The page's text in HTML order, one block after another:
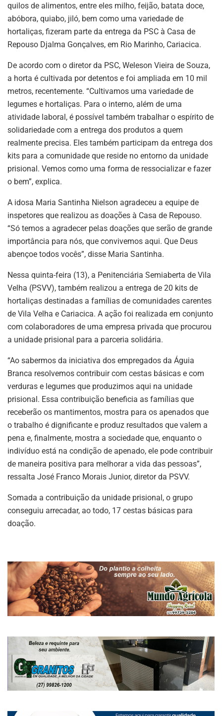
quilos de alimentos, entre eles milho, feijão, batata doce,
abóbora, quiabo, jiló, bem como uma variedade de
hortaliças, fizeram parte da entrega da PSC à Casa de
Repouso Djalma Gonçalves, em Rio Marinho, Cariacica.
De acordo com o diretor da PSC, Weleson Vieira de Souza,
a horta é cultivada por detentos e foi ampliada em 10 mil
metros, recentemente. “Cultivamos uma variedade de
legumes e hortaliças. Para o interno, além de uma
atividade laboral, é possível também trabalhar o espírito de
solidariedade com a entrega dos produtos a quem
realmente precisa. Eles também participam da entrega dos
kits para a comunidade que reside no entorno da unidade
prisional. Vemos como uma forma de ressocializar e fazer
o bem”, explica.
A idosa Maria Santinha Nielson agradeceu a equipe de
inspetores que realizou as doações à Casa de Repouso.
“Só temos a agradecer pelas doações que serão de grande
importância para nós, que convivemos aqui. Que Deus
abençoe todos vocês”, disse Maria Santinha.
Nessa quinta-feira (13), a Penitenciária Semiaberta de Vila
Velha (PSVV), também realizou a entrega de 20 kits de
hortaliças destinadas a famílias de comunidades carentes
de Vila Velha e Cariacica. A ação foi realizada em conjunto
com colaboradores de uma empresa privada que procurou
a unidade prisional para a parceria solidária.
“Ao sabermos da iniciativa dos empregados da Águia
Branca resolvemos contribuir com cestas básicas e com
verduras e legumes que produzimos aqui na unidade
prisional. Essa contribuição beneficia as famílias que
receberão os mantimentos, mostra para os apenados que
o trabalho é dignificante e produz resultados que valem a
pena e, finalmente, mostra a sociedade que, enquanto o
indivíduo está na condição de apenado, ele pode contribuir
de maneira positiva para melhorar a vida das pessoas”,
ressalta José Franco Morais Junior, diretor da PSVV.
Somada a contribuição da unidade prisional, o grupo
conseguiu arrecadar, ao todo, 17 cestas básicas para
doação.